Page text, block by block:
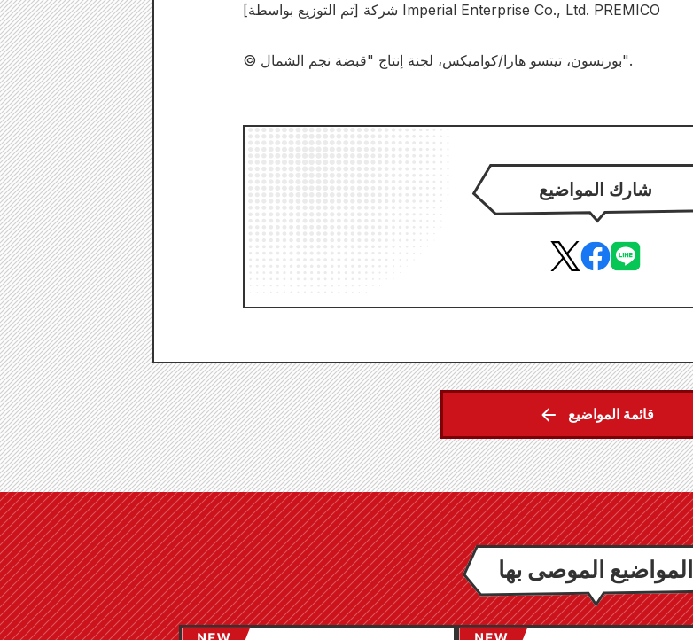
[تم التوزيع بواسطة] شركة Imperial Enterprise Co., Ltd. PREMICO
© بورنسون، تيتسو هارا/كواميكس، لجنة إنتاج "قبضة نجم الشمال".
شارك المواضيع
قائمة المواضيع
المواضيع الموصى بها